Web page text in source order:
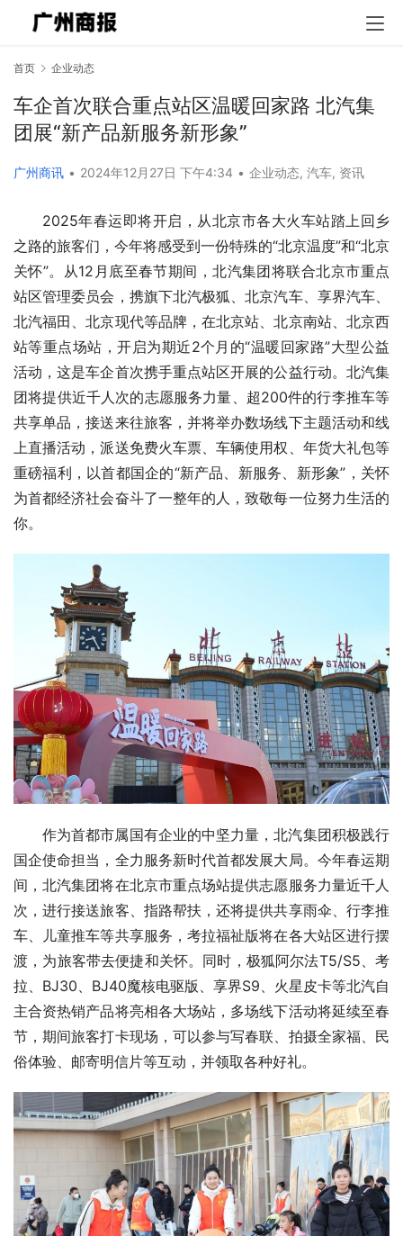
首页 企业动态
车企首次联合重点站区温暖回家路 北汽集
团展“新产品新服务新形象”
广州商讯 • 2024年12月27日 下午4:34 • 企业动态, 汽车, 资讯
2025年春运即将开启，从北京市各大火车站踏上回乡
之路的旅客们，今年将感受到一份特殊的“北京温度”和“北京
关怀”。从12月底至春节期间，北汽集团将联合北京市重点
站区管理委员会，携旗下北汽极狐、北京汽车、享界汽车、
北汽福田、北京现代等品牌，在北京站、北京南站、北京西
站等重点场站，开启为期近2个月的“温暖回家路”大型公益
活动，这是车企首次携手重点站区开展的公益行动。北汽集
团将提供近千人次的志愿服务力量、超200件的行李推车等
共享单品，接送来往旅客，并将举办数场线下主题活动和线
上直播活动，派送免费火车票、车辆使用权、年货大礼包等
重磅福利，以首都国企的“新产品、新服务、新形象”，关怀
为首都经济社会奋斗了一整年的人，致敬每一位努力生活的
你。
作为首都市属国有企业的中坚力量，北汽集团积极践行
国企使命担当，全力服务新时代首都发展大局。今年春运期
间，北汽集团将在北京市重点场站提供志愿服务力量近千人
次，进行接送旅客、指路帮扶，还将提供共享雨伞、行李推
车、儿童推车等共享服务，考拉福祉版将在各大站区进行摆
渡，为旅客带去便捷和关怀。同时，极狐阿尔法T5/S5、考
拉、BJ30、BJ40魔核电驱版、享界S9、火星皮卡等北汽自
主合资热销产品将亮相各大场站，多场线下活动将延续至春
节，期间旅客打卡现场，可以参与写春联、拍摄全家福、民
俗体验、邮寄明信片等互动，并领取各种好礼。